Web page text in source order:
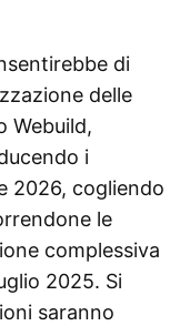
di
delle
Webuild,
i
2026, cogliendo
le
complessiva
2025. Si
saranno